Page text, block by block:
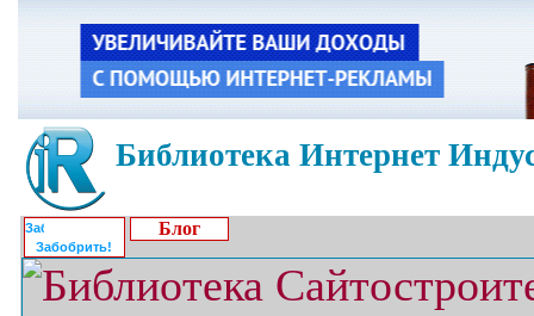
Библиотека Интернет
Забобрить!
Блог